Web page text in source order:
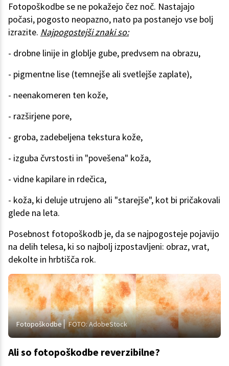
Fotopoškodbe se ne pokažejo čez noč. Nastajajo
počasi, pogosto neopazno, nato pa postanejo vse bolj
izrazite. Najpogostejši znaki so:
- drobne linije in globlje gube, predvsem na obrazu,
- pigmentne lise (temnejše ali svetlejše zaplate),
- neenakomeren ten kože,
- razširjene pore,
- groba, zadebeljena tekstura kože,
- izguba čvrstosti in "povešena" koža,
- vidne kapilare in rdečica,
- koža, ki deluje utrujeno ali "starejše", kot bi pričakovali
glede na leta.
Posebnost fotopoškodb je, da se najpogosteje pojavijo
na delih telesa, ki so najbolj izpostavljeni: obraz, vrat,
dekolte in hrbtišča rok.
Fotopoškodbe FOTO: AdobeStock
Ali so fotopoškodbe reverzibilne?